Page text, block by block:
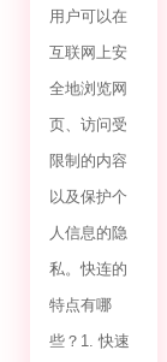
用户可以在
互联网上安
全地浏览网
页、访问受
限制的内容
以及保护个
人信息的隐
私。快连的
特点有哪
些？1. 快速